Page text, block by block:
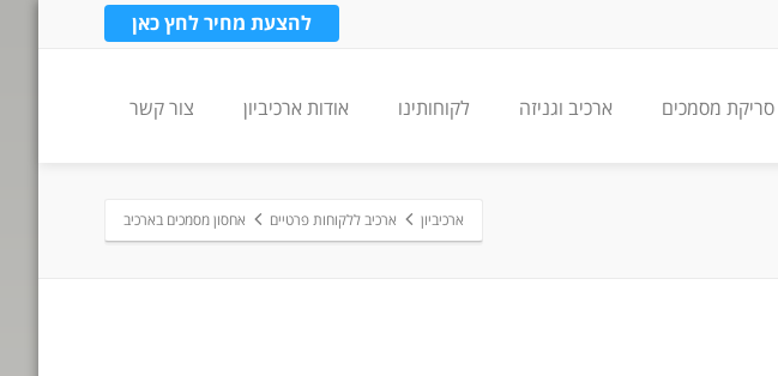
להצעת מחיר לחץ כאן
סריקת מסמכים ארכיב וגניזה לקוחותינו אודות ארכיביון צור קשר
ארכיביון ארכיב ללקוחות פרטיים אחסון מסמכים בארכיב